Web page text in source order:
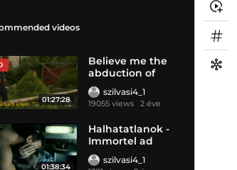
videos
01:27:28
Believe me the
abduction of
lisa mcvey 2018
szilvasi4_1
19055 views 2 éve
01:38:34
Halhatatlanok -
Immortel ad
vitam - 2004
szilvasi4_1